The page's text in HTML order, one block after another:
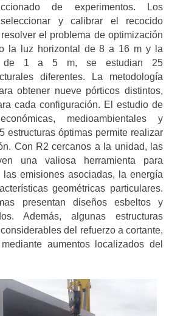
de experimentos. Los
y calibrar el recocido
el problema de optimización
la luz horizontal de 8 a 16 m y la
de 1 a 5 m, se estudian 25
diferentes. La metodología
obtener nueve pórticos distintos,
cada configuración. El estudio de
medioambientales y
estructuras óptimas permite realizar
Con R2 cercanos a la unidad, las
una valiosa herramienta para
emisiones asociadas, la energía
geométricas particulares.
presentan diseños esbeltos y
Además, algunas estructuras
del refuerzo a cortante,
aumentos localizados del